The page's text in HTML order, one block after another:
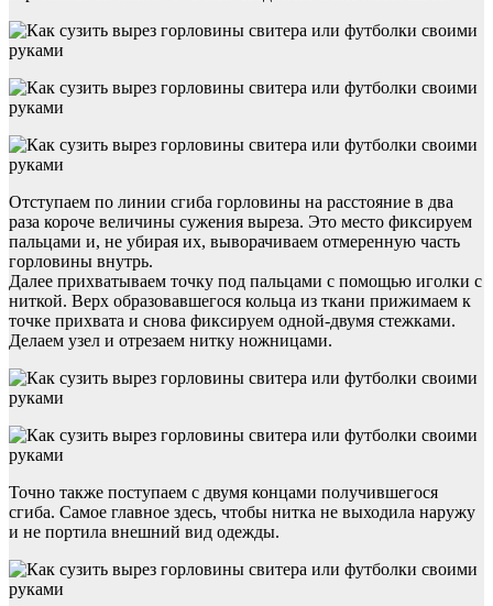
Отступаем по линии сгиба горловины на расстояние в два
раза короче величины сужения выреза. Это место фиксируем
пальцами и, не убирая их, выворачиваем отмеренную часть
горловины внутрь.
Далее прихватываем точку под пальцами с помощью иголки с
ниткой. Верх образовавшегося кольца из ткани прижимаем к
точке прихвата и снова фиксируем одной-двумя стежками.
Делаем узел и отрезаем нитку ножницами.
Точно также поступаем с двумя концами получившегося
сгиба. Самое главное здесь, чтобы нитка не выходила наружу
и не портила внешний вид одежды.